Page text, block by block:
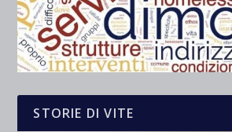
STORIE DI VITE